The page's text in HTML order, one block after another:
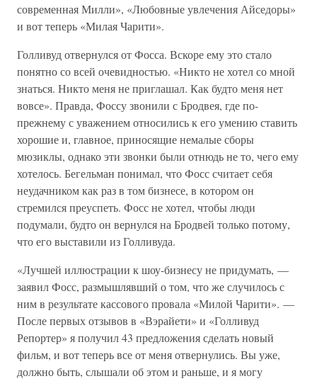
современная Милли», «Любовные увлечения Айседоры»
и вот теперь «Милая Чарити».
Голливуд отвернулся от Фосса. Вскоре ему это стало
понятно со всей очевидностью. «Никто не хотел со мной
знаться. Никто меня не приглашал. Как будто меня нет
вовсе». Правда, Фоссу звонили с Бродвея, где по-
прежнему с уважением относились к его умению ставить
хорошие и, главное, приносящие немалые сборы
мюзиклы, однако эти звонки были отнюдь не то, чего ему
хотелось. Бегельман понимал, что Фосс считает себя
неудачником как раз в том бизнесе, в котором он
стремился преуспеть. Фосс не хотел, чтобы люди
подумали, будто он вернулся на Бродвей только потому,
что его выставили из Голливуда.
«Лучшей иллюстрации к шоу-бизнесу не придумать, —
заявил Фосс, размышлявший о том, что же случилось с
ним в результате кассового провала «Милой Чарити». —
После первых отзывов в «Вэрайети» и «Голливуд
Репортер» я получил 43 предложения сделать новый
фильм, и вот теперь все от меня отвернулись. Вы уже,
должно быть, слышали об этом и раньше, и я могу